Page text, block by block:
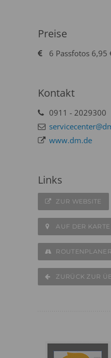
Preise
6 Passfotos 6,95
Kontakt
0911 - 2029300
www.dm.de
Links
ZUR WEBSITE
AUF DER
ROUTENPLANER
ZURÜCK ZUR